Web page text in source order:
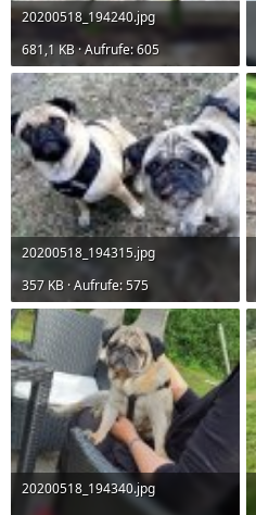
20200518_194240.jpg
681,1 KB · Aufrufe: 605
20200518_194315.jpg
357 KB · Aufrufe: 575
20200518_194340.jpg